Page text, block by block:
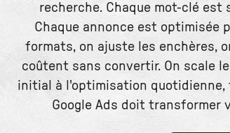
recherche. Chaque mot-clé
Chaque annonce est optimisée
formats, on ajuste les enchères,
coûtent sans convertir. On scale
initial à l'optimisation quotidienne,
Google Ads doit transformer